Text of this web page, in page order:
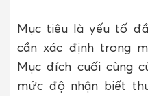
Mục tiêu là yếu tố
cần xác định trong
Mục đích cuối cùng
mức độ nhận biết